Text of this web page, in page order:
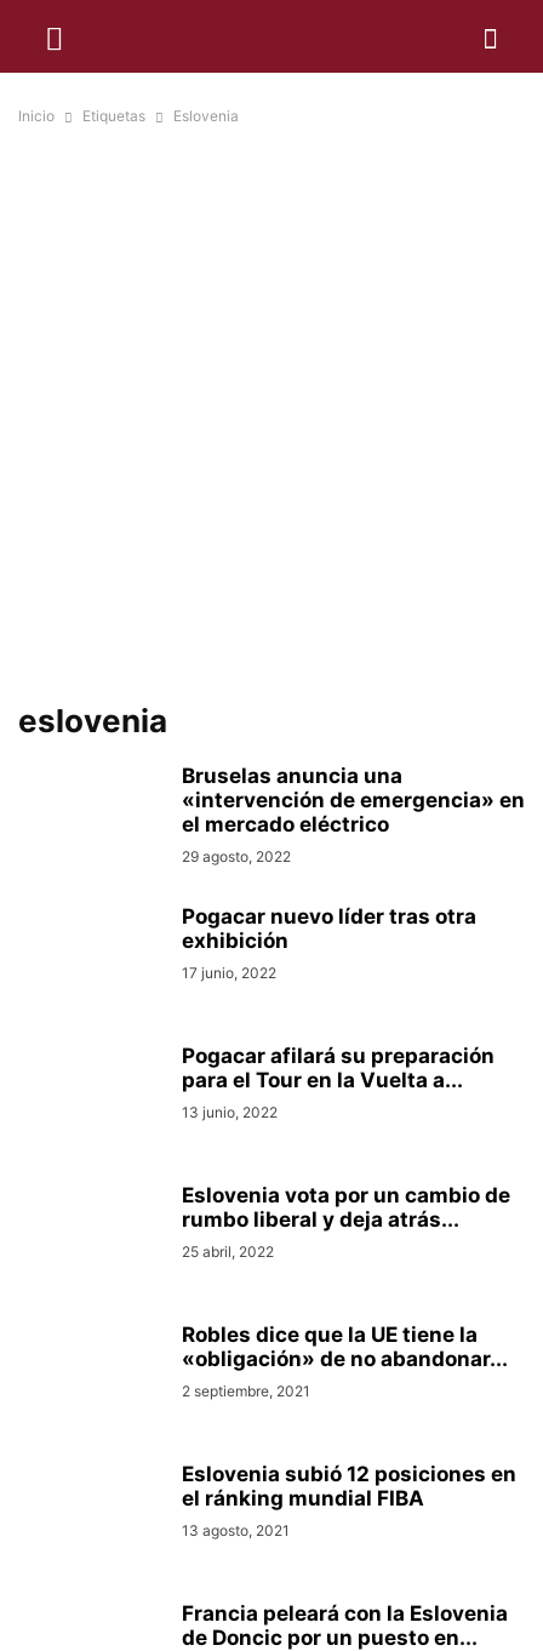
Inicio Etiquetas Eslovenia
eslovenia
Bruselas anuncia una
«intervención de emergencia» en
el mercado eléctrico
29 agosto, 2022
Pogacar nuevo líder tras otra
exhibición
17 junio, 2022
Pogacar afilará su preparación
para el Tour en la Vuelta a...
13 junio, 2022
Eslovenia vota por un cambio de
rumbo liberal y deja atrás...
25 abril, 2022
Robles dice que la UE tiene la
«obligación» de no abandonar...
2 septiembre, 2021
Eslovenia subió 12 posiciones en
el ránking mundial FIBA
13 agosto, 2021
Francia peleará con la Eslovenia
de Doncic por un puesto en...